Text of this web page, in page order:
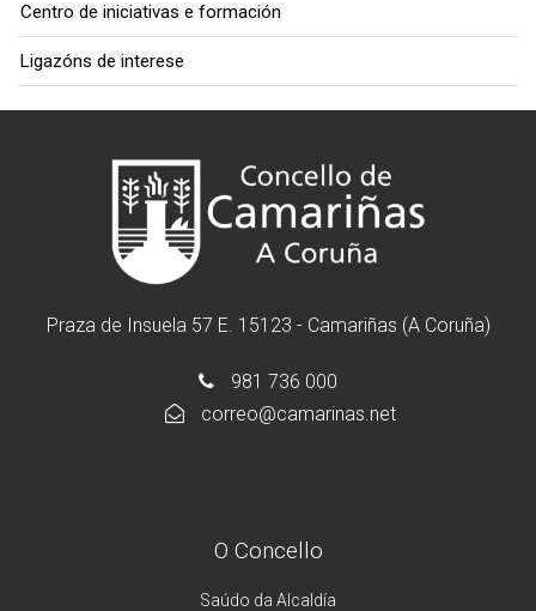
Centro de iniciativas e formación
Ligazóns de interese
Praza de Insuela 57 E. 15123 - Camariñas (A Coruña)
981 736 000
correo@camarinas.net
O Concello
Saúdo da Alcaldía